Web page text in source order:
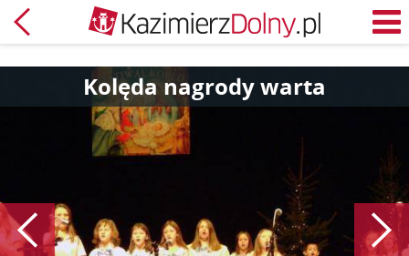
Powrót
Kolęda nagrody warta
Poprzedni